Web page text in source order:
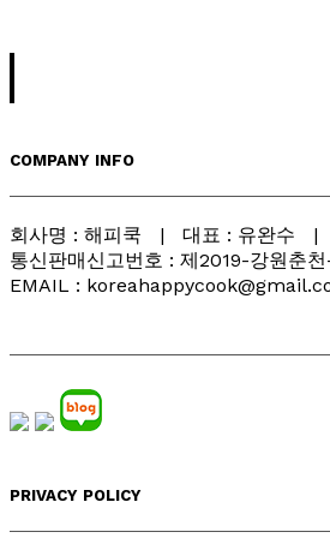
COMPANY INFO
회사명 : 해피쿡 | 대표 : 유완수 |
통신판매신고번호 : 제2019-강원
EMAIL :
PRIVACY POLICY